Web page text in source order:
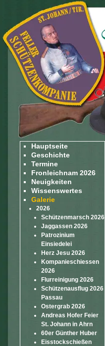
Hauptseite
Geschichte
Termine
Fronleichnam 2026
Neuigkeiten
Wissenswertes
Galerie
2026
Schützenmarsch 2026
Jaggassen 2026
Patrozinium
Einsiedelei
Herz Jesu 2026
Kompanieschiessen
2026
Flurreinigung 2026
Schützenausflug 2026
Passau
Ostergrab 2026
Andreas Hofer Feier
St. Johann in Ahrn
60er Günther Huber
Eisstockschießen